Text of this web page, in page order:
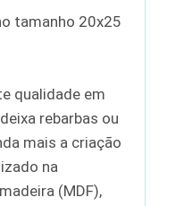
tamanho 20x25
qualidade em
rebarbas ou
mais a criação
na
(MDF),